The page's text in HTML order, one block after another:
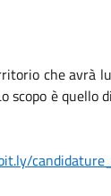
che avrà
scopo è quello